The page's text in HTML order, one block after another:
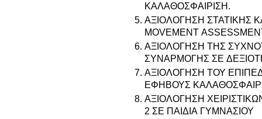
ΚΑΛΑΘΟΣΦΑΙΡΙΣΗ.
ΑΞΙΟΛΟΓΗΣΗ ΣΤΑΤΙΚΗΣ
MOVEMENT
ΑΞΙΟΛΟΓΗΣΗ ΤΗΣ
ΣΥΝΑΡΜΟΓΗΣ ΣΕ
ΑΞΙΟΛΟΓΗΣΗ ΤΟΥ ΕΠΙΠΕΔΟΥ ΦΥΣΙΚΗΣ ΔΡΑΣΤΗΡΙΟΤΗΤΑΣ ΜΕ ΒΗΜΑΤΟΜΕΤΡΑ ΣΕ
ΕΦΗΒΟΥΣ
ΑΞΙΟΛΟΓΗΣΗ
2 ΣΕ ΠΑΙΔΙΑ ΓΥΜΝΑΣΙΟΥ